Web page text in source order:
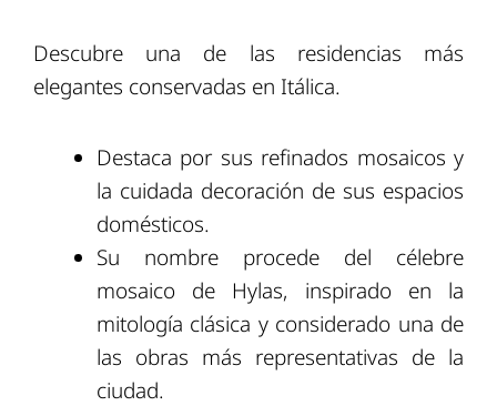
Descubre una de las residencias más
elegantes conservadas en Itálica.
Destaca por sus refinados mosaicos y
la cuidada decoración de sus espacios
domésticos.
Su nombre procede del célebre
mosaico de Hylas, inspirado en la
mitología clásica y considerado una de
las obras más representativas de la
ciudad.